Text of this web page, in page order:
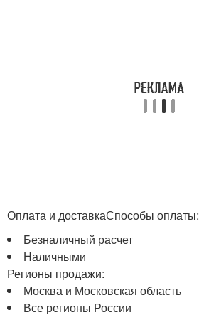
Оплата и доставкаСпособы оплаты:
Безналичный расчет
Наличными
Регионы продажи:
Москва и Московская область
Все регионы России